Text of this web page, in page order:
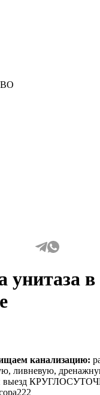
унитаза
канализацию:
ливневую,